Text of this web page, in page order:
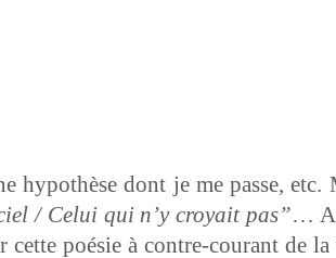
hypothèse dont je me passe,
/ Celui qui n’y croy­ait pas”…
cette poésie à con­tre-courant de